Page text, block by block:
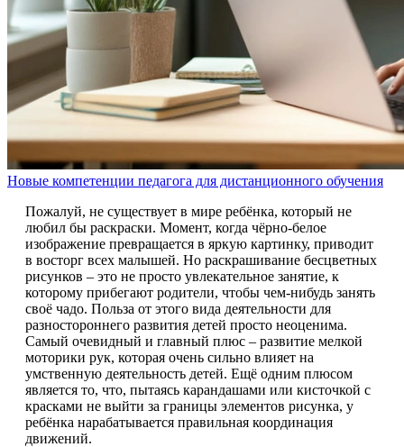
Новые компетенции педагога для дистанционного обучения
Пожалуй, не существует в мире ребёнка, который не
любил бы раскраски. Момент, когда чёрно-белое
изображение превращается в яркую картинку, приводит
в восторг всех малышей. Но раскрашивание бесцветных
рисунков – это не просто увлекательное занятие, к
которому прибегают родители, чтобы чем-нибудь занять
своё чадо. Польза от этого вида деятельности для
разностороннего развития детей просто неоценима.
Самый очевидный и главный плюс – развитие мелкой
моторики рук, которая очень сильно влияет на
умственную деятельность детей. Ещё одним плюсом
является то, что, пытаясь карандашами или кисточкой с
красками не выйти за границы элементов рисунка, у
ребёнка нарабатывается правильная координация
движений.